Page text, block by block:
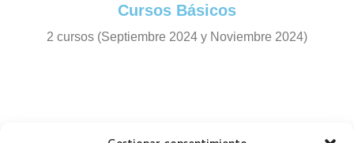
Cursos Básicos
2 cursos (Septiembre 2024 y Noviembre 2024)